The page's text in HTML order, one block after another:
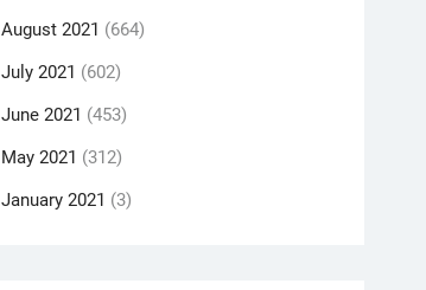
August 2021 (664)
July 2021 (602)
June 2021 (453)
May 2021 (312)
January 2021 (3)